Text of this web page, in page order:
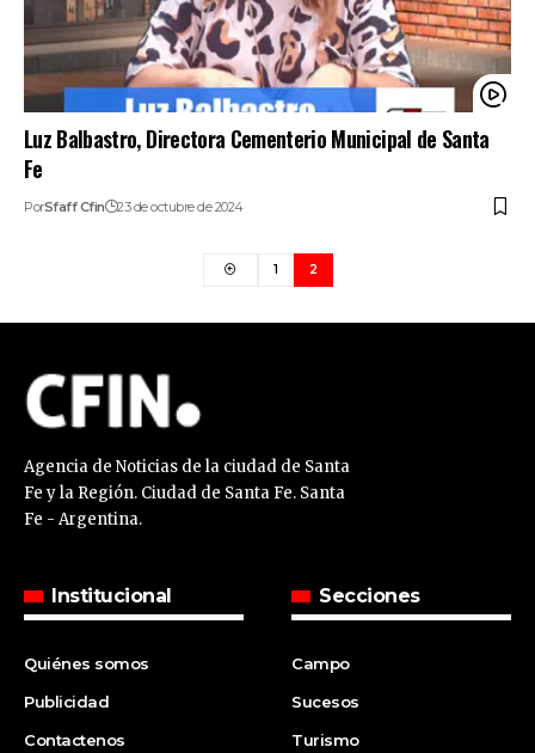
Luz Balbastro, Directora Cementerio Municipal de Santa
Fe
PorSfaff Cfin 23 de octubre de 2024
1 2
Agencia de Noticias de la ciudad de Santa
Fe y la Región. Ciudad de Santa Fe. Santa
Fe - Argentina.
Institucional
Quiénes somos
Publicidad
Contactenos
Secciones
Campo
Sucesos
Turismo